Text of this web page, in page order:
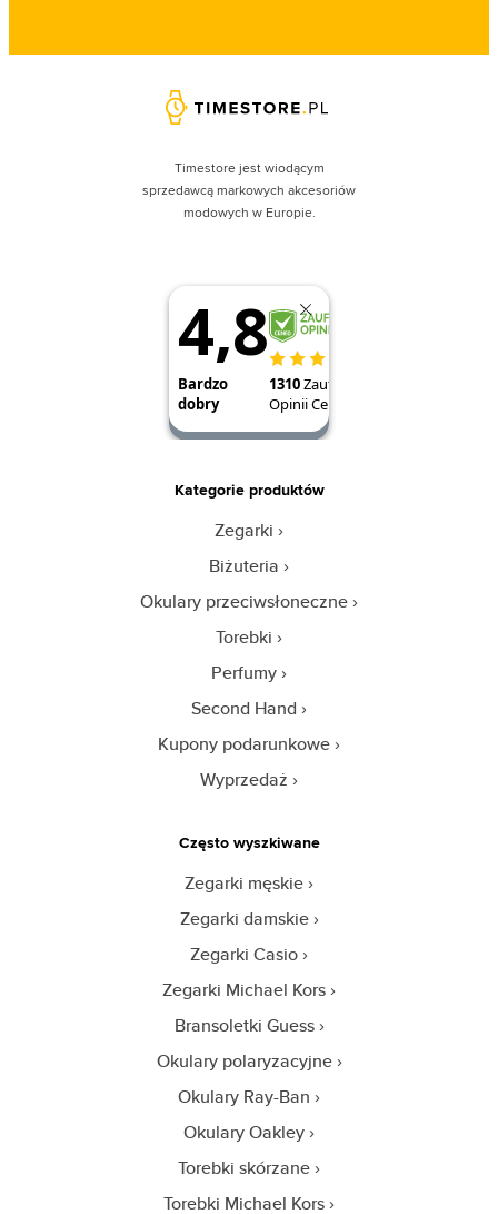
Timestore jest wiodącym
sprzedawcą markowych akcesoriów
modowych w Europie.
Kategorie produktów
Zegarki
Biżuteria
Okulary przeciwsłoneczne
Torebki
Perfumy
Second Hand
Kupony podarunkowe
Wyprzedaż
Często wyszkiwane
Zegarki męskie
Zegarki damskie
Zegarki Casio
Zegarki Michael Kors
Bransoletki Guess
Okulary polaryzacyjne
Okulary Ray-Ban
Okulary Oakley
Torebki skórzane
Torebki Michael Kors